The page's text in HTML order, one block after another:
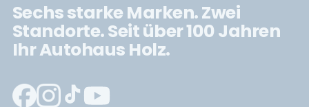
Sechs starke Marken. Zwei
Standorte. Seit über 100 Jahren
Ihr Autohaus Holz.